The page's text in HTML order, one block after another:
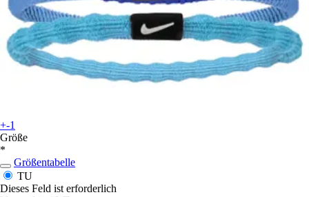
+-1
Größe
*
Größentabelle
TU
Dieses Feld ist erforderlich